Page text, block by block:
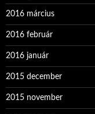
2016 március
2016 február
2016 január
2015 december
2015 november